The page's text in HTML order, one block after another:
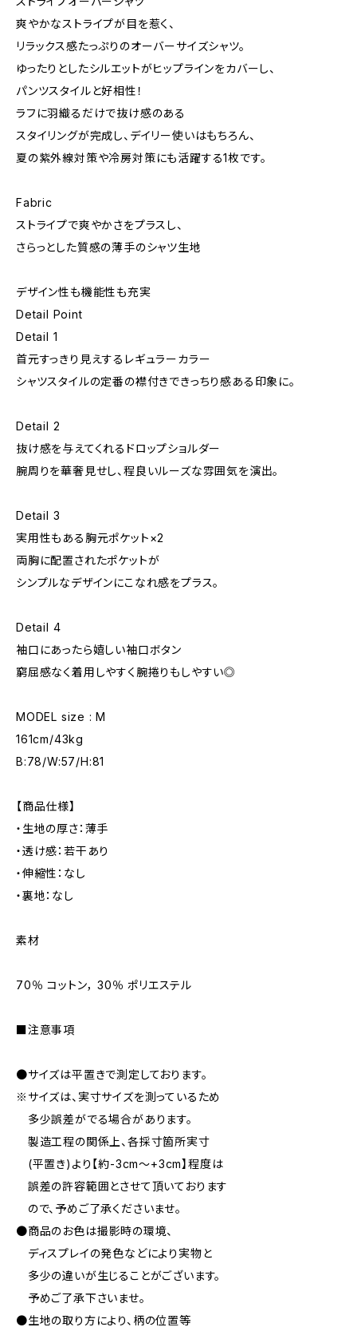
爽やかなストライプが目を惹く、
リラックス感たっぷりのオーバーサイズシャツ。
ゆったりとしたシルエットがヒップラインをカバーし、
パンツスタイルと好相性！
ラフに羽織るだけで抜け感のある
スタイリングが完成し、デイリー使いはもちろん、
夏の紫外線対策や冷房対策にも活躍する1枚です。
Fabric
ストライプで爽やかさをプラスし、
さらっとした質感の薄手のシャツ生地
デザイン性も機能性も充実
Detail Point
Detail 1
首元すっきり見えするレギュラーカラー
シャツスタイルの定番の襟付きできっちり感ある印象に。
Detail 2
抜け感を与えてくれるドロップショルダー
腕周りを華奢見せし、程良いルーズな雰囲気を演出。
Detail 3
実用性もある胸元ポケット×2
両胸に配置されたポケットが
シンプルなデザインにこなれ感をプラス。
Detail 4
袖口にあったら嬉しい袖口ボタン
窮屈感なく着用しやすく腕捲りもしやすい◎
MODEL size : M
161cm/43kg
B:78/W:57/H:81
【商品仕様】
・生地の厚さ：薄手
・透け感：若干あり
・伸縮性：なし
・裏地：なし
素材
70％ コットン， 30％ ポリエステル
■注意事項
●サイズは平置きで測定しております。
※サイズは、実寸サイズを測っているため
多少誤差がでる場合があります。
製造工程の関係上、各採寸箇所実寸
(平置き)より【約-3cm〜+3cm】程度は
誤差の許容範囲とさせて頂いております
ので、予めご了承くださいませ。
●商品のお色は撮影時の環境、
ディスプレイの発色などにより実物と
多少の違いが生じることがございます。
予めご了承下さいませ。
●生地の取り方により、柄の位置等